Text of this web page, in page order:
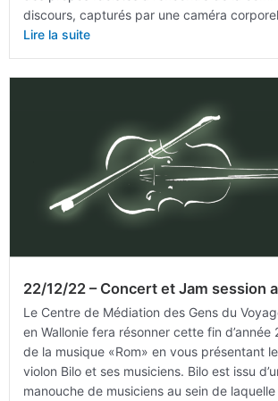
discours, capturés par une caméra
Lire la suite
22/12/22 – Concert et Jam session
Le Centre de Médiation des Gens du
en Wallonie fera résonner cette fin d’année
de la musique «Rom» en vous présentant
violon Bilo et ses musiciens. Bilo est issu
manouche de musiciens au sein de